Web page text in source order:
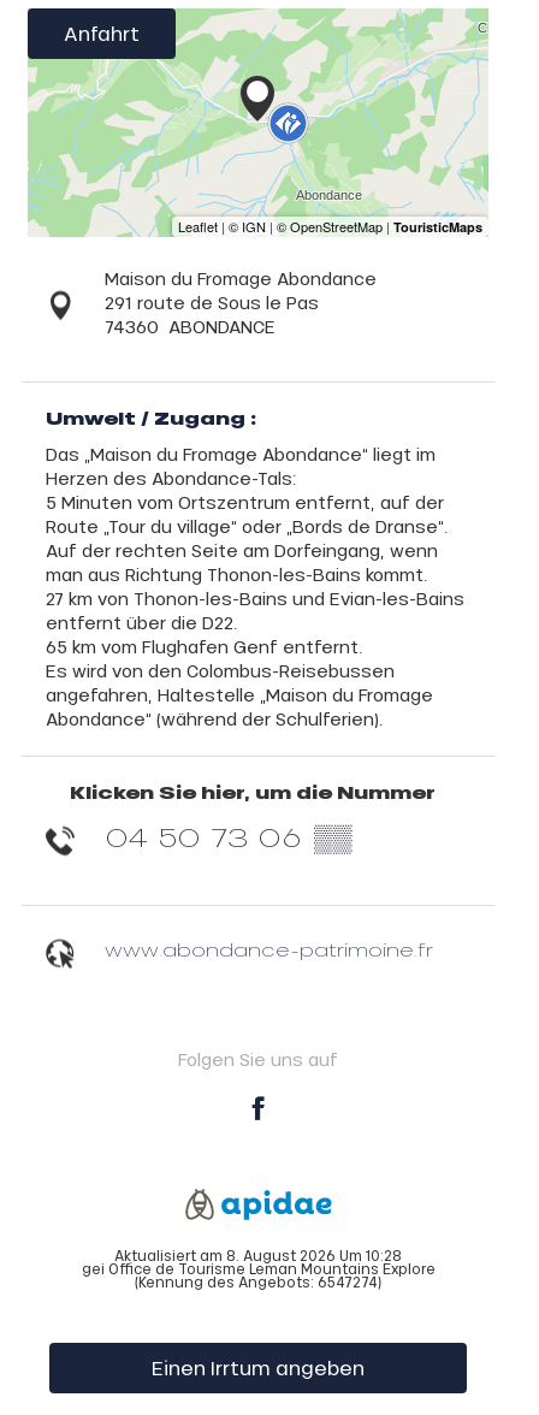
Anfahrt
Maison du Fromage Abondance
291 route de Sous le Pas
74360 ABONDANCE
Umwelt / Zugang :
Das „Maison du Fromage Abondance“ liegt im
Herzen des Abondance-Tals:
5 Minuten vom Ortszentrum entfernt, auf der
Route „Tour du village“ oder „Bords de Dranse“.
Auf der rechten Seite am Dorfeingang, wenn
man aus Richtung Thonon-les-Bains kommt.
27 km von Thonon-les-Bains und Evian-les-Bains
entfernt über die D22.
65 km vom Flughafen Genf entfernt.
Es wird von den Colombus-Reisebussen
angefahren, Haltestelle „Maison du Fromage
Abondance“ (während der Schulferien).
Klicken Sie hier, um die Nummer
04 50 73 06 ▒▒
www.abondance-patrimoine.fr
Folgen Sie uns auf
Aktualisiert am 8. August 2026 Um 10:28
gei Office de Tourisme Leman Mountains Explore
(Kennung des Angebots: 6547274)
Einen Irrtum angeben